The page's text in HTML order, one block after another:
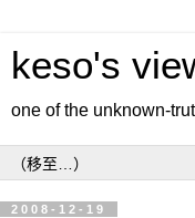
keso's
one of the unknown-
2008-12-19